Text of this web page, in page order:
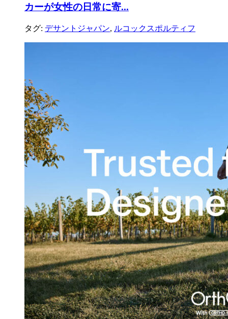
カーが女性の日常に寄...
タグ: デサントジャパン, ルコックスポルティフ